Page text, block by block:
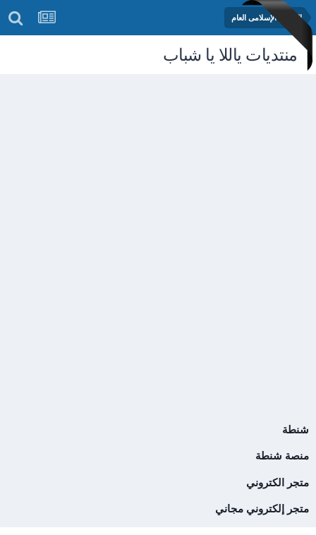
المنتدى الإسلامى العام
منتديات ياللا يا شباب
شنطة
منصة شنطة
متجر الكتروني
متجر إلكتروني مجاني